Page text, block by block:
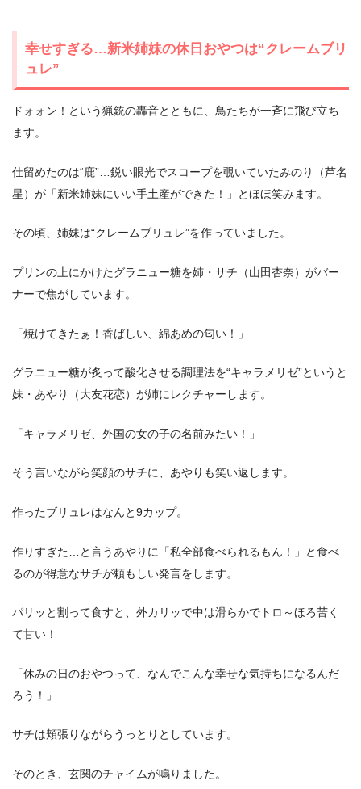
幸せすぎる…新米姉妹の休日おやつは“クレームブリ
ュレ”
ドォォン！という猟銃の轟音とともに、鳥たちが一斉に飛び立ち
ます。
仕留めたのは“鹿”…鋭い眼光でスコープを覗いていたみのり（芦名
星）が「新米姉妹にいい手土産ができた！」とほほ笑みます。
その頃、姉妹は“クレームブリュレ”を作っていました。
プリンの上にかけたグラニュー糖を姉・サチ（山田杏奈）がバー
ナーで焦がしています。
「焼けてきたぁ！香ばしい、綿あめの匂い！」
グラニュー糖が炙って酸化させる調理法を“キャラメリゼ”というと
妹・あやり（大友花恋）が姉にレクチャーします。
「キャラメリゼ、外国の女の子の名前みたい！」
そう言いながら笑顔のサチに、あやりも笑い返します。
作ったブリュレはなんと9カップ。
作りすぎた…と言うあやりに「私全部食べられるもん！」と食べ
るのが得意なサチが頼もしい発言をします。
パリッと割って食すと、外カリッで中は滑らかでトロ～ほろ苦く
て甘い！
「休みの日のおやつって、なんでこんな幸せな気持ちになるんだ
ろう！」
サチは頬張りながらうっとりとしています。
そのとき、玄関のチャイムが鳴りました。